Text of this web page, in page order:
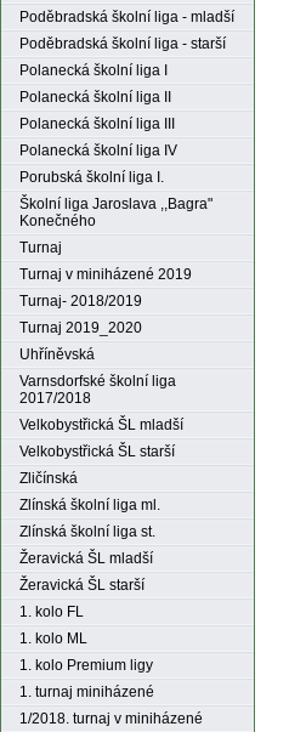
Poděbradská školní liga - mladší
Poděbradská školní liga - starší
Polanecká školní liga I
Polanecká školní liga II
Polanecká školní liga III
Polanecká školní liga IV
Porubská školní liga I.
Školní liga Jaroslava ,,Bagra"
Konečného
Turnaj
Turnaj v miniházené 2019
Turnaj- 2018/2019
Turnaj 2019_2020
Uhříněvská
Varnsdorfské školní liga
2017/2018
Velkobystřická ŠL mladší
Velkobystřická ŠL starší
Zličínská
Zlínská školní liga ml.
Zlínská školní liga st.
Žeravická ŠL mladší
Žeravická ŠL starší
1. kolo FL
1. kolo ML
1. kolo Premium ligy
1. turnaj miniházené
1/2018. turnaj v miniházené